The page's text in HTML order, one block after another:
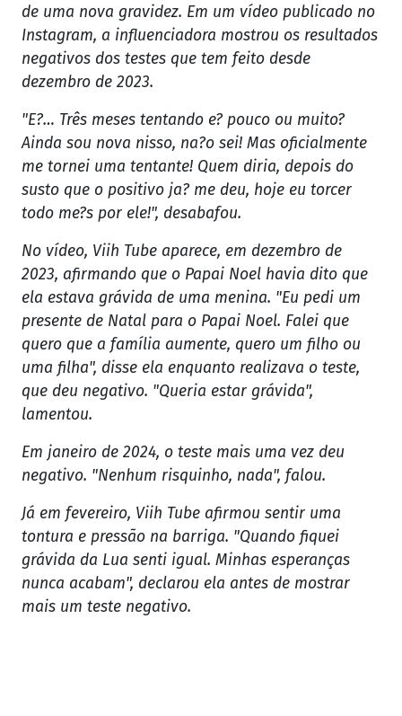
de uma nova gravidez. Em um vídeo publicado no
Instagram, a influenciadora mostrou os resultados
negativos dos testes que tem feito desde
dezembro de 2023.
"E?… Três meses tentando e? pouco ou muito?
Ainda sou nova nisso, na?o sei! Mas oficialmente
me tornei uma tentante! Quem diria, depois do
susto que o positivo ja? me deu, hoje eu torcer
todo me?s por ele!", desabafou.
No vídeo, Viih Tube aparece, em dezembro de
2023, afirmando que o Papai Noel havia dito que
ela estava grávida de uma menina. "Eu pedi um
presente de Natal para o Papai Noel. Falei que
quero que a família aumente, quero um filho ou
uma filha", disse ela enquanto realizava o teste,
que deu negativo. "Queria estar grávida",
lamentou.
Em janeiro de 2024, o teste mais uma vez deu
negativo. "Nenhum risquinho, nada", falou.
Já em fevereiro, Viih Tube afirmou sentir uma
tontura e pressão na barriga. "Quando fiquei
grávida da Lua senti igual. Minhas esperanças
nunca acabam", declarou ela antes de mostrar
mais um teste negativo.